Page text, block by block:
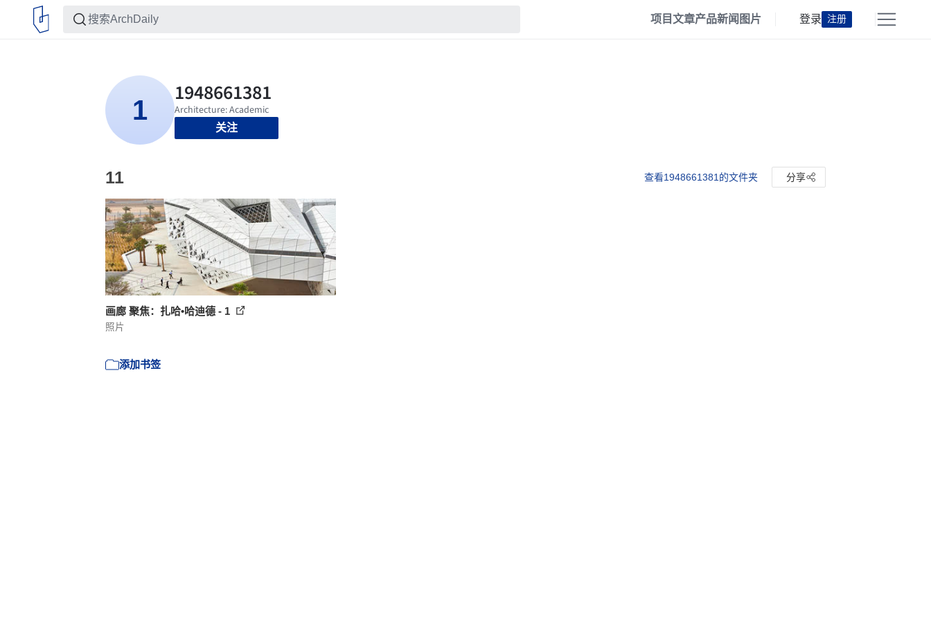
项目文章产品新闻 图片 登录 注册
关注
11 查看1948661381的文件夹 分享
画廊 聚焦：扎哈•哈迪德 - 1
照片
添加书签